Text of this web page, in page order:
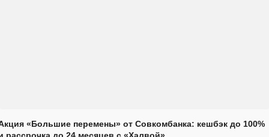
«Большие перемены» от Совкомбанка: кешбэк до 100%